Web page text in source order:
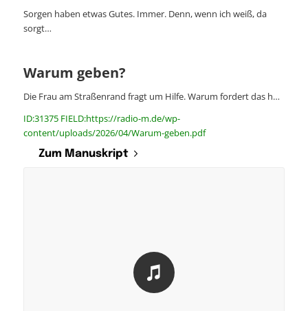
Sorgen haben etwas Gutes. Immer. Denn, wenn ich weiß, da
sorgt…
Warum geben?
Die Frau am Straßenrand fragt um Hilfe. Warum fordert das h…
ID:31375 FIELD:https://radio-m.de/wp-
content/uploads/2026/04/Warum-geben.pdf
Zum Manuskript